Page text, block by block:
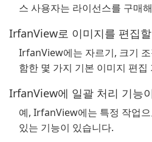
스 사용자는 라이선스를 구매
IrfanView로 이미지를 편집
IrfanView에는 자르기, 크기
함한 몇 가지 기본 이미지 편집
IrfanView에 일괄 처리 기능
예, IrfanView에는 특정 작업
있는 기능이 있습니다.